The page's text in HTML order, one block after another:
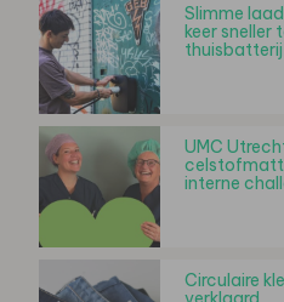
Slimme
keer sneller
thuisbatterij
UMC
interne
Circulaire